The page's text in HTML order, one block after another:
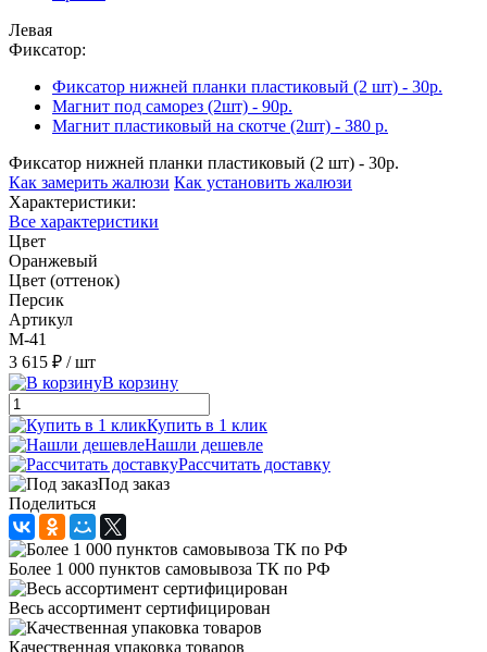
Левая
Фиксатор:
Фиксатор нижней планки пластиковый (2 шт) - 30р.
Магнит под саморез (2шт) - 90р.
Магнит пластиковый на скотче (2шт) - 380 р.
Фиксатор нижней планки пластиковый (2 шт) - 30р.
Как замерить жалюзи Как установить жалюзи
Характеристики:
Все характеристики
Цвет
Оранжевый
Цвет (оттенок)
Персик
Артикул
M-41
3 615 ₽ / шт
В корзину
Купить в 1 клик
Нашли дешевле
Рассчитать доставку
Под заказ
Поделиться
Более 1 000 пунктов самовывоза ТК по РФ
Весь ассортимент сертифицирован
Качественная упаковка товаров